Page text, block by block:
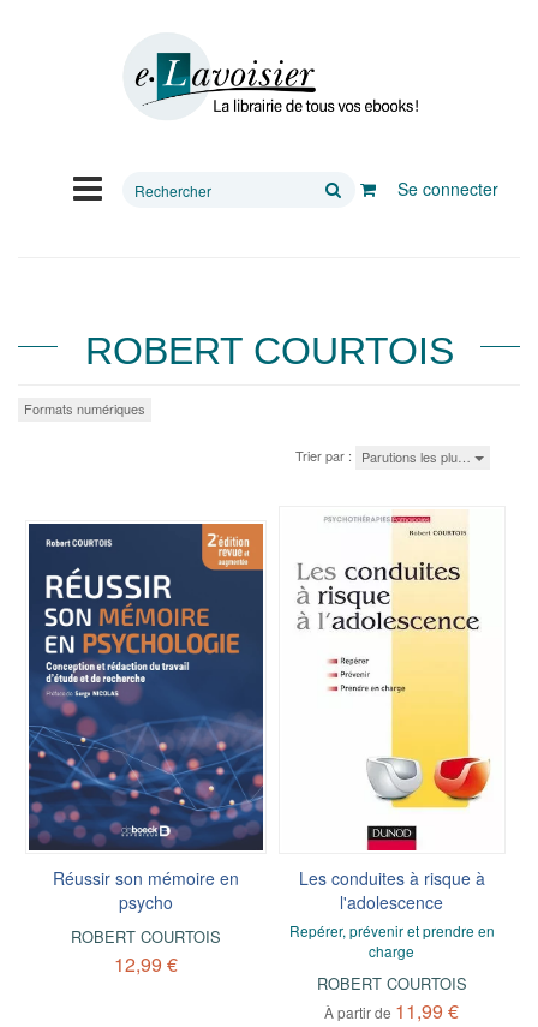
Rechercher
Se connecter
ROBERT COURTOIS
Formats numériques
Trier par : Parutions les plu…
Réussir son mémoire en
psycho
ROBERT COURTOIS
12,99 €
Les conduites à risque à
l'adolescence
Repérer, prévenir et prendre en
charge
ROBERT COURTOIS
À partir de 11,99 €